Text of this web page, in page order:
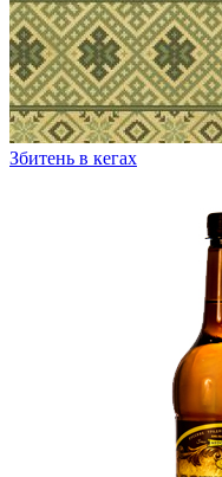
Збитень в кегах